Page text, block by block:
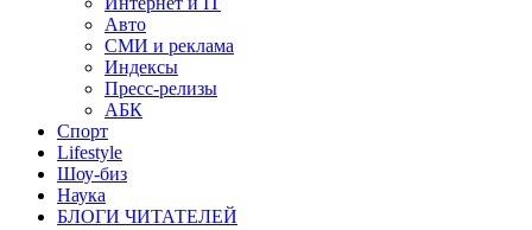
Авто
СМИ и реклама
Индексы
Пресс-релизы
АБК
Спорт
Lifestyle
Шоу-биз
Наука
БЛОГИ ЧИТАТЕЛЕЙ